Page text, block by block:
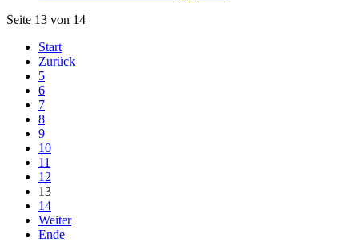
Seite 13 von 14
Start
Zurück
5
6
7
8
9
10
11
12
13
14
Weiter
Ende